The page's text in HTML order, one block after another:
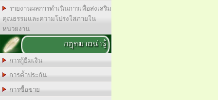
รายงานผลการดำเนินการเพื่อส่งเสริม
คุณธรรมและความโปร่งใสภายใน
หน่วยงาน
กฎหมายน่ารู้
การกู้ยืมเงิน
การค้ำประกัน
การซื้อขาย